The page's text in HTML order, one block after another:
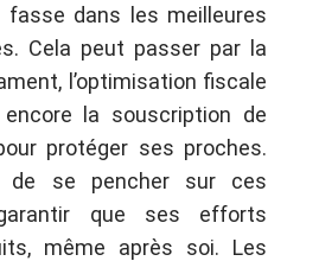
dans les meilleures
Cela peut passer par la
l’optimisation fiscale
la souscription de
protéger ses proches.
de se pencher sur ces
que ses efforts
même après soi. Les